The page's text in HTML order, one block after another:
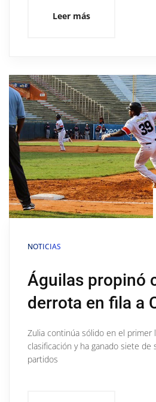
Leer más
NOTICIAS
Águilas propinó
derrota en fila a
Zulia continúa sólido en el primer
clasificación y ha ganado siete de
partidos